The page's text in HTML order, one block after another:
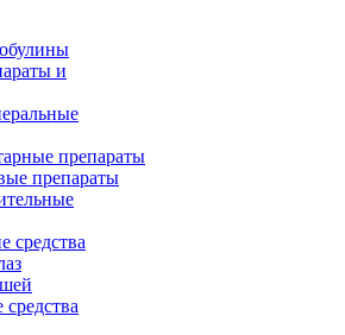
и
препараты
препараты
средства